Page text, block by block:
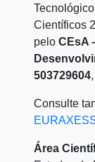
Científicos
pelo CEsA
503729604
Consulte
Área